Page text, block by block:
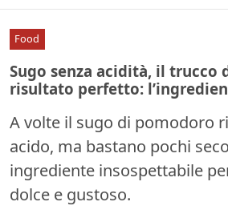
Food
Sugo senza acidità, il trucco
risultato perfetto:
A volte il sugo di pomodoro
acido, ma bastano pochi
ingrediente insospettabile
dolce e gustoso.